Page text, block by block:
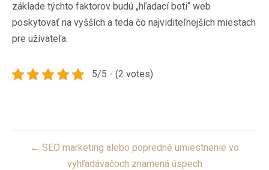
základe týchto faktorov budú „hľadací boti“ web
poskytovať na vyšších a teda čo najviditeľnejších miestach
pre užívateľa.
5/5 - (2 votes)
Post
navigation
← SEO marketing alebo popredné umiestnenie vo
vyhľadávačoch znamená úspech